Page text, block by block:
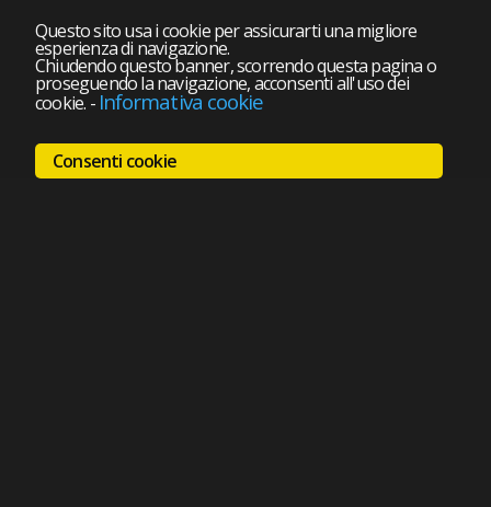
Questo sito usa i cookie per assicurarti una migliore
esperienza di navigazione.
Chiudendo questo banner, scorrendo questa pagina o
proseguendo la navigazione, acconsenti all'uso dei
cookie. - Informativa cookie
Consenti cookie